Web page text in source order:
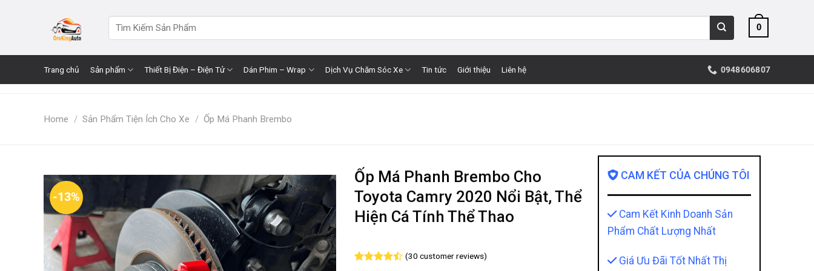
for:
0
Trang chủ Sản phẩm Thiết Bị Điện – Điện Tử Dán Phim – Wrap Dịch Vụ Chăm Sóc Xe Tin tức Giới thiệu Liên hệ 0948606807
Home / Sản Phẩm Tiện Ích Cho Xe / Ốp Má Phanh Brembo
-13%
Ốp Má Phanh Brembo Cho
Toyota Camry 2020 Nổi Bật, Thể
Hiện Cá Tính Thể Thao
(30 customer reviews)
CAM KẾT CỦA CHÚNG TÔI
Cam Kết Kinh Doanh Sản
Phẩm Chất Lượng Nhất
Giá Ưu Đãi Tốt Nhất Thị